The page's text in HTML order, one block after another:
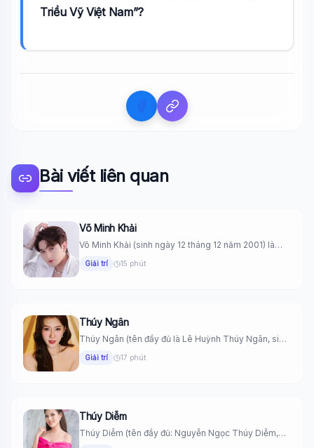
Triều Vỹ Việt Nam”?
Bài viết liên quan
Võ Minh Khải
Võ Minh Khải (sinh ngày 12 tháng 12 năm 2001) là
Giải trí 15 phút
Thúy Ngân
Thúy Ngân (tên đầy đủ là Lê Huỳnh Thúy Ngân, sinh
Giải trí 17 phút
Thúy Diễm
Thúy Diễm (tên đầy đủ: Nguyễn Ngọc Thúy Diễm,